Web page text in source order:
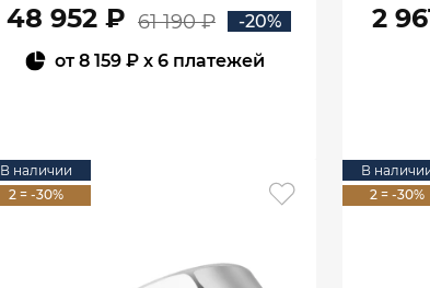
48 952 ₽ 61 190 ₽
-20%
от8 159 ₽x 6 платежей
2
В наличии
2 = -30%
В
2 = -30%